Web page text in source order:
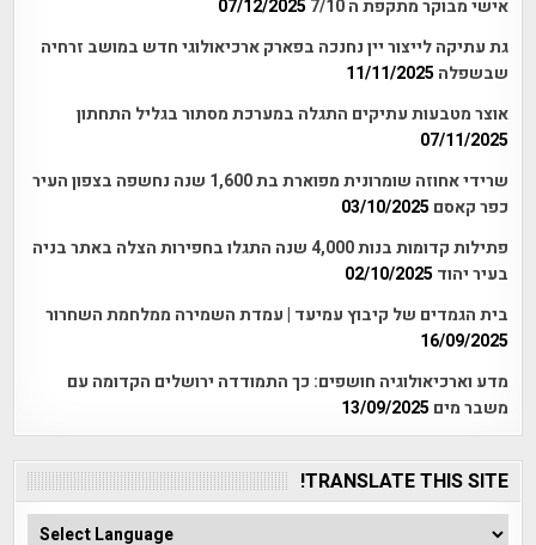
אישי מבוקר מתקפת ה 7/10
07/12/2025
גת עתיקה לייצור יין נחנכה בפארק ארכיאולוגי חדש במושב זרחיה
שבשפלה 11/11/2025
אוצר מטבעות עתיקים התגלה במערכת מסתור בגליל התחתון
07/11/2025
שרידי אחוזה שומרונית מפוארת בת 1,600 שנה נחשפה בצפון העיר
כפר קאסם 03/10/2025
פתילות קדומות בנות 4,000 שנה התגלו בחפירות הצלה באתר בניה
בעיר יהוד 02/10/2025
בית הגמדים של קיבוץ עמיעד | עמדת השמירה ממלחמת השחרור
16/09/2025
מדע וארכיאולוגיה חושפים: כך התמודדה ירושלים הקדומה עם
משבר מים 13/09/2025
TRANSLATE THIS SITE!